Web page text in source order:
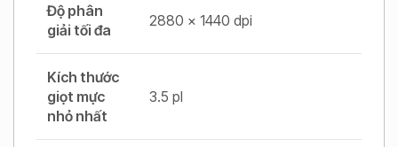
Độ phân
giải tối đa
2880 x 1440 dpi
Kích thước
giọt mực
nhỏ nhất
3.5 pl